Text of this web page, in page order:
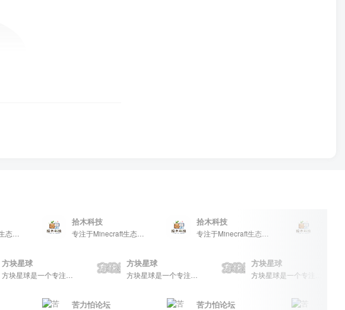
专注于Minecraft生态建设
拾木科技
专注于Minecraft生态建设
拾木科技
专注于Minecraft生态建设
方块星球 方块星球 方块星球
苦力怕论坛 苦力怕论坛